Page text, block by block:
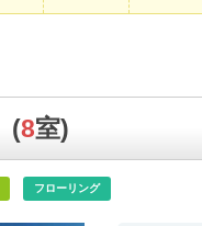
(8室)
フローリング